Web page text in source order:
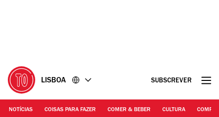
LISBOA SUBSCREVER
NOTÍCIAS COISAS PARA FAZER COMER & BEBER CULTURA
©nomalism/Facebook